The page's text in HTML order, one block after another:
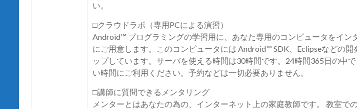
い。
□クラウドラボ（専用PCによる演習）
Android™ プログラミングの学習用に、あなた専用のコンピュータをイン
にご用意します。このコンピュータには Android™ SDK、Eclipseなどの開
ップしています。サーバを使える時間は30時間です。24時間365日の中
い時間にご利用ください。予約などは一切必要ありません。
□講師に質問できるメンタリング
メンターとはあなたの為の、インターネット上の家庭教師です。 教室で